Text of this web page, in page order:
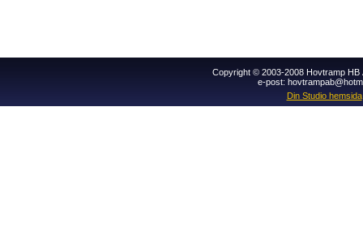
Copyright © 2003-2008 Hovtramp HB
e-post:
Din Studio hemsida